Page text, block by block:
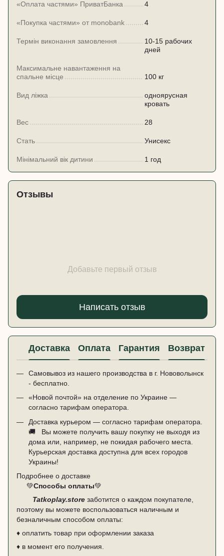
«Оплата частями» ПриватБанка 4
«Покупка частями» от monobank 4
Термін виконання замовлення
10-15 рабочих
дней
Максимальне навантаження на
спальне місце
100 кг
Вид ліжка
одноярусная
кровать
Вес 28
Стать Унисекс
Мінімальний вік дитини 1 год
Отзывы
Добавьте первый отзыв
Написать отзыв
Доставка Оплата Гарантия Возврат
Самовывоз из нашего производства в г. Нововолынск
- бесплатно.
«Новой почтой» на отделение по Украине —
согласно тарифам оператора.
Доставка курьером — согласно тарифам оператора.
🚚 ​ ​ Вы можете получить вашу покупку не выходя из
дома или, например, не покидая рабочего места.
Курьерская доставка доступна для всех городов
Украины!
Подробнее о доставке
💚Способы оплаты💚
Tatkoplay.store заботится о каждом покупателе,
поэтому вы можете воспользоваться наличным и
безналичным способом оплаты:
♦ оплатить товар при оформлении заказа
♦ в момент его получения.